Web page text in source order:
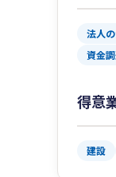
法人
資金
得意
建設